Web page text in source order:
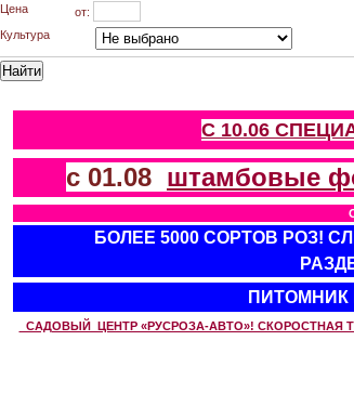
Цена
от:
Культура
С 10.06
с 01.08 штамбовые
БОЛЕЕ 5000 СОРТОВ РОЗ!
ПИТОМНИК
САДОВЫЙ ЦЕНТР «РУСРОЗА-АВТО»! СКОРОСТНАЯ